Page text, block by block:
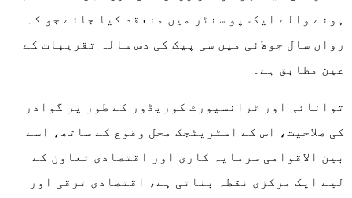
ہونے والے ایکسپو سنٹر میں منعقد کیا جائے جو کہ
رواں سال جولائی میں سی پیک کی دس سالہ تقریبات کے
عین مطابق ہے۔
توانائی اور ٹرانسپورٹ کوریڈور کے طور پر گوادر
کی صلاحیت، اس کے اسٹریٹجک محل وقوع کے ساتھ، اسے
بین الاقوامی سرمایہ کاری اور اقتصادی تعاون کے
لیے ایک مرکزی نقطہ بناتی ہے، اقتصادی ترقی اور